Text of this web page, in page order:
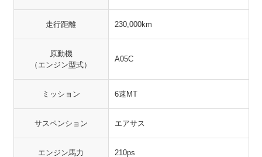
走行距離 230,000km
原動機
（エンジン型式）
A05C
ミッション 6速MT
サスペンション エアサス
エンジン馬力 210ps